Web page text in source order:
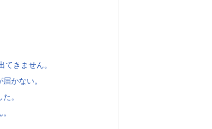
きません。
かない。
。